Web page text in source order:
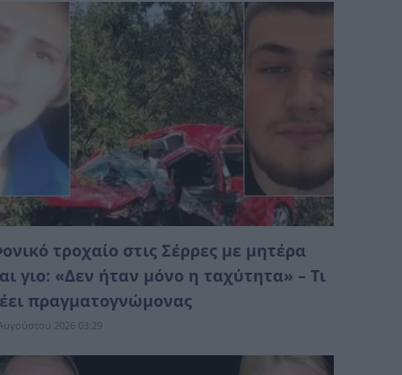
τροχαίο στις Σέρρες με μητέρα
γιο: «Δεν ήταν μόνο η ταχύτητα» – Τι
πραγματογνώμονας
2026 03:29